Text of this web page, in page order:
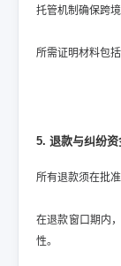
托管机制确保跨
所需证明材料包
5. 退款与纠纷资
所有退款须在批
在退款窗口期内
性。